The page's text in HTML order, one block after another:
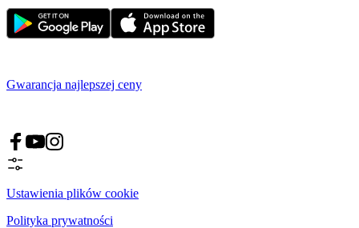
Gwarancja najlepszej ceny
Ustawienia plików cookie
Polityka prywatności